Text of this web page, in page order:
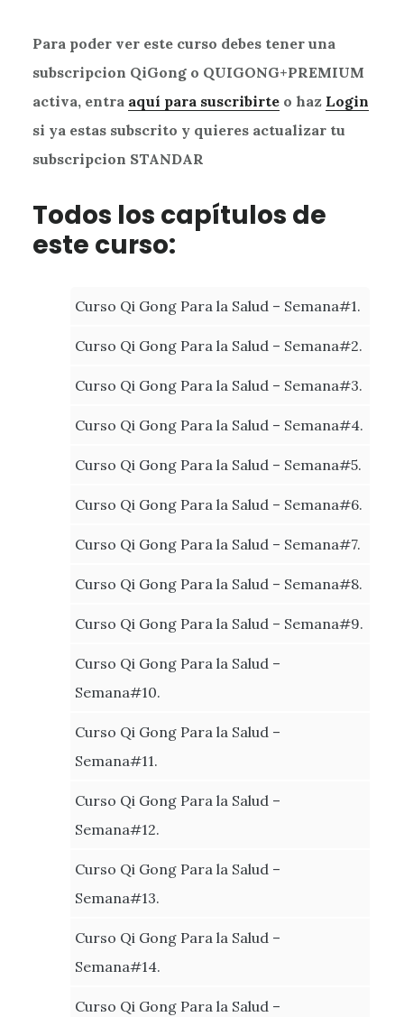
Para poder ver este curso debes tener una
subscripcion QiGong o QUIGONG+PREMIUM
activa, entra aquí para suscribirteo haz Login
si ya estas subscrito y quieres actualizar tu
subscripcion STANDAR
Todos los capítulos de
este curso:
Curso Qi Gong Para la Salud – Semana#1.
Curso Qi Gong Para la Salud – Semana#2.
Curso Qi Gong Para la Salud – Semana#3.
Curso Qi Gong Para la Salud – Semana#4.
Curso Qi Gong Para la Salud – Semana#5.
Curso Qi Gong Para la Salud – Semana#6.
Curso Qi Gong Para la Salud – Semana#7.
Curso Qi Gong Para la Salud – Semana#8.
Curso Qi Gong Para la Salud – Semana#9.
Curso Qi Gong Para la Salud –
Semana#10.
Curso Qi Gong Para la Salud –
Semana#11.
Curso Qi Gong Para la Salud –
Semana#12.
Curso Qi Gong Para la Salud –
Semana#13.
Curso Qi Gong Para la Salud –
Semana#14.
Curso Qi Gong Para la Salud –